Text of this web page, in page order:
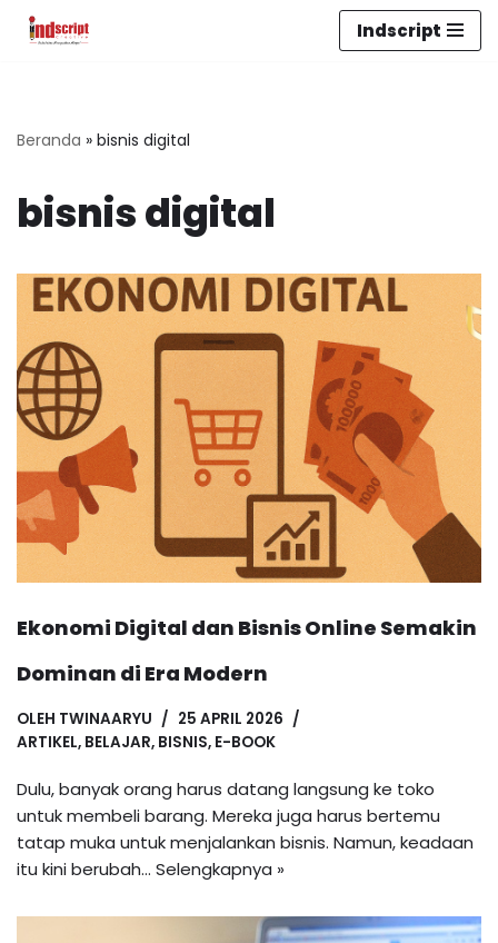
Indscript
Beranda » bisnis digital
bisnis digital
Ekonomi Digital dan Bisnis Online Semakin
Dominan di Era Modern
OLEH TWINAARYU
25 APRIL 2026
ARTIKEL, BELAJAR, BISNIS, E-BOOK
Dulu, banyak orang harus datang langsung ke toko
untuk membeli barang. Mereka juga harus bertemu
tatap muka untuk menjalankan bisnis. Namun, keadaan
itu kini berubah… Selengkapnya »